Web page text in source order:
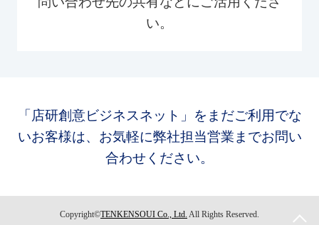
い。
「店研創意ビジネスネット」をまだご利用でな
いお客様は、お気軽に弊社担当営業までお問い
合わせください。
Copyright©TENKENSOUI Co., Ltd. All Rights Reserved.